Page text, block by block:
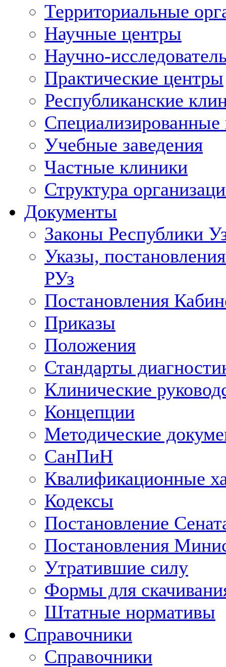
Территориальные
Научные центры
Научно-
Практические центры
Республиканские
Учебные заведения
Частные клиники
Структура
Документы
Законы Республики
Указы,
РУз
Постановления
Приказы
Положения
Стандарты
Клинические
Концепции
Методические
СанПиН
Квалификационные
Кодексы
Постановление
Постановления
Утратившие силу
Формы для
Штатные нормативы
Справочники
Справочники